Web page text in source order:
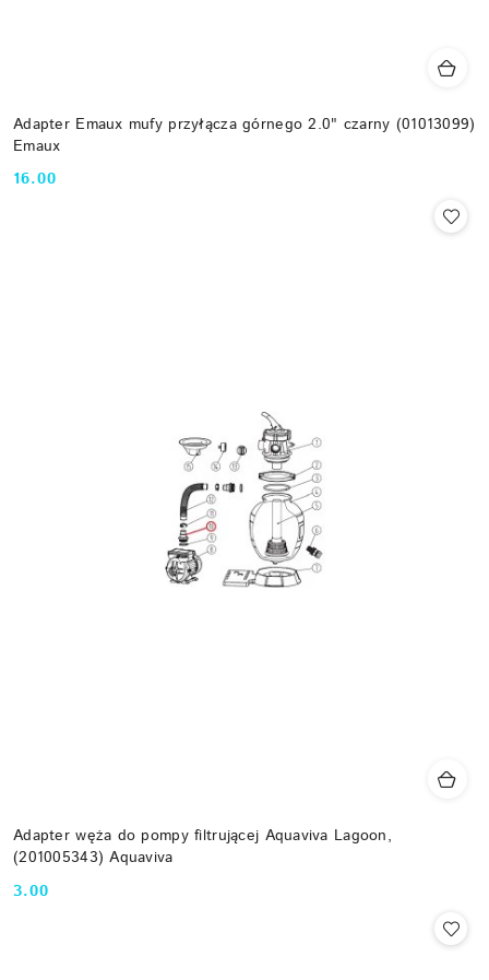
Adapter Emaux mufy przyłącza górnego 2.0" czarny (01013099)
Emaux
Cena:
16.00
Adapter węża do pompy filtrującej Aquaviva Lagoon,
(201005343) Aquaviva
Cena:
3.00